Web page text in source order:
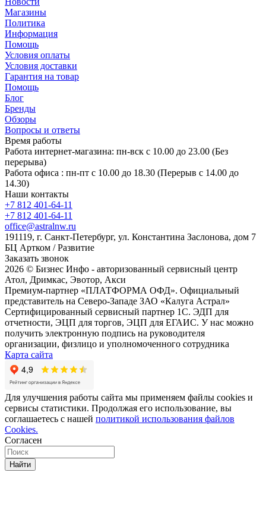
Магазины
Политика
Информация
Помощь
Условия оплаты
Условия доставки
Гарантия на товар
Помощь
Блог
Бренды
Обзоры
Вопросы и ответы
Время работы
Работа интернет-магазина: пн-вск с 10.00 до 23.00 (Без
перерыва)
Работа офиса : пн-пт с 10.00 до 18.30 (Перерыв с 14.00 до
14.30)
Наши контакты
+7 812 401-64-11
+7 812 401-64-11
office@astralnw.ru
191119, г. Санкт-Петербург, ул. Константина Заслонова, дом 7
БЦ Артком / Развитие
Заказать звонок
2026 © Бизнес Инфо - авторизованный сервисный центр
Атол, Дримкас, Эвотор, Акси
Премиум-партнер «ПЛАТФОРМА ОФД». Официальный
представитель на Северо-Западе ЗАО «Калуга Астрал»
Сертифицированный сервисный партнер 1C. ЭДП для
отчетности, ЭЦП для торгов, ЭЦП для ЕГАИС. У нас можно
получить электронную подпись на руководителя
организации, физлицо и уполномоченного сотрудника
Карта сайта
Для улучшения работы сайта мы применяем файлы cookies и
сервисы статистики. Продолжая его использование, вы
соглашаетесь с нашей политикой использования файлов
Cookies.
Согласен
Найти